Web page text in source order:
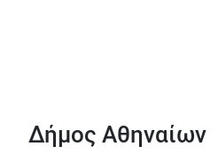
Δήμος Αθηναίων